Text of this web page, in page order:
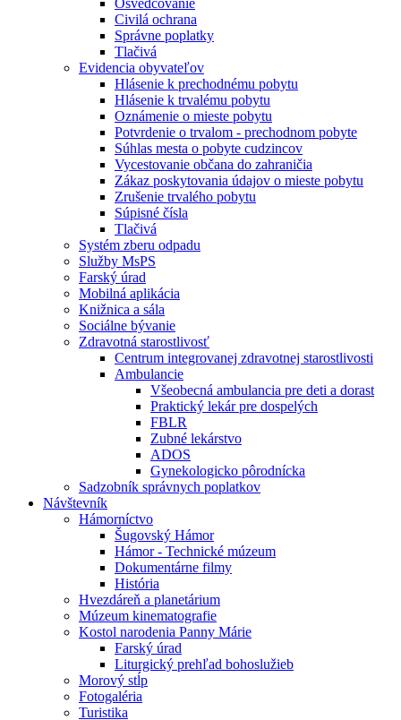
Osvedčovanie
Civilá ochrana
Správne poplatky
Tlačivá
Evidencia obyvateľov
Hlásenie k prechodnému pobytu
Hlásenie k trvalému pobytu
Oznámenie o mieste pobytu
Potvrdenie o trvalom - prechodnom pobyte
Súhlas mesta o pobyte cudzincov
Vycestovanie občana do zahraničia
Zákaz poskytovania údajov o mieste pobytu
Zrušenie trvalého pobytu
Súpisné čísla
Tlačivá
Systém zberu odpadu
Služby MsPS
Farský úrad
Mobilná aplikácia
Knižnica a sála
Sociálne bývanie
Zdravotná starostlivosť
Centrum integrovanej zdravotnej starostlivosti
Ambulancie
Všeobecná ambulancia pre deti a dorast
Praktický lekár pre dospelých
FBLR
Zubné lekárstvo
ADOS
Gynekologicko pôrodnícka
Sadzobník správnych poplatkov
Návštevník
Hámorníctvo
Šugovský Hámor
Hámor - Technické múzeum
Dokumentárne filmy
História
Hvezdáreň a planetárium
Múzeum kinematografie
Kostol narodenia Panny Márie
Farský úrad
Liturgický prehľad bohoslužieb
Morový stĺp
Fotogaléria
Turistika